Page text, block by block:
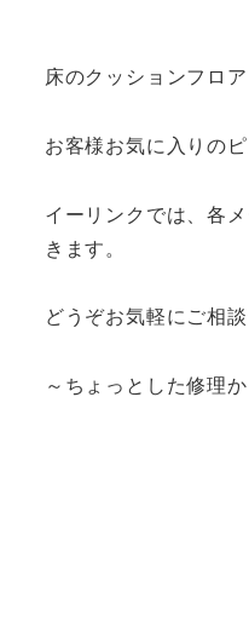
床のクッションフロ
お客様お気に入りの
イーリンクでは、各
きます。
どうぞお気軽にご相談
～ちょっとした修理